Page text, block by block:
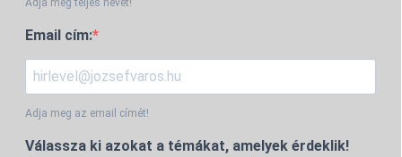
Adja meg teljes nevét!
Email cím:
Adja meg az email címét!
Válassza ki azokat a témákat, amelyek érdeklik!